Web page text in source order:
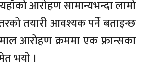
आरोहण सामान्यभन्दा लामो
तयारी आवश्यक पर्ने बताइन्छ
आरोहण क्रममा एक फ्रान्सका
भयो ।